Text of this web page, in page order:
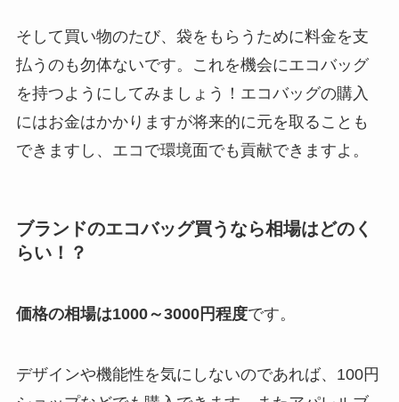
そして買い物のたび、袋をもらうために料金を支
払うのも勿体ないです。これを機会にエコバッグ
を持つようにしてみましょう！エコバッグの購入
にはお金はかかりますが将来的に元を取ることも
できますし、エコで環境面でも貢献できますよ。
ブランドのエコバッグ買うなら相場はどのく
らい！？
価格の相場は1000～3000円程度です。
デザインや機能性を気にしないのであれば、100円